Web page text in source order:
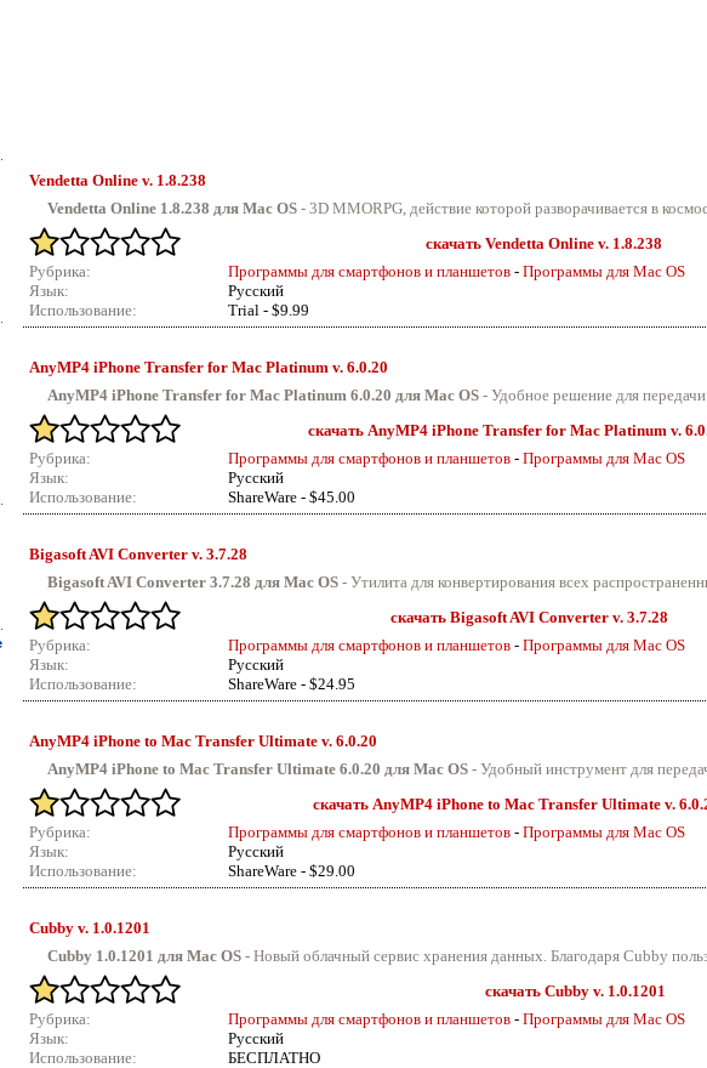
Vendetta Online v. 1.8.238
Vendetta Online 1.8.238 для Mac OS - 3D MMORPG, действие которой разворачивается в
скачать Vendetta Online v. 1.8.238
Рубрика:
Программы для смартфонов и планшетов - Программы для Mac OS
Язык:
Русский
Использование:
Trial - $9.99
AnyMP4 iPhone Transfer for Mac Platinum v. 6.0.20
AnyMP4 iPhone Transfer for Mac Platinum 6.0.20 для Mac OS - Удобное решение для
скачать AnyMP4 iPhone Transfer for Mac Platinum v.
Рубрика:
Программы для смартфонов и планшетов - Программы для Mac OS
Язык:
Русский
Использование:
ShareWare - $45.00
Bigasoft AVI Converter v. 3.7.28
Bigasoft AVI Converter 3.7.28 для Mac OS - Утилита для конвертирования всех
скачать Bigasoft AVI Converter v. 3.7.28
Рубрика:
Программы для смартфонов и планшетов - Программы для Mac OS
Язык:
Русский
Использование:
ShareWare - $24.95
AnyMP4 iPhone to Mac Transfer Ultimate v. 6.0.20
AnyMP4 iPhone to Mac Transfer Ultimate 6.0.20 для Mac OS - Удобный инструмент для
скачать AnyMP4 iPhone to Mac Transfer Ultimate v.
Рубрика:
Программы для смартфонов и планшетов - Программы для Mac OS
Язык:
Русский
Использование:
ShareWare - $29.00
Cubby v. 1.0.1201
Cubby 1.0.1201 для Mac OS - Новый облачный сервис хранения данных. Благодаря Cubby
скачать Cubby v. 1.0.1201
Рубрика:
Программы для смартфонов и планшетов - Программы для Mac OS
Язык:
Русский
Использование:
БЕСПЛАТНО